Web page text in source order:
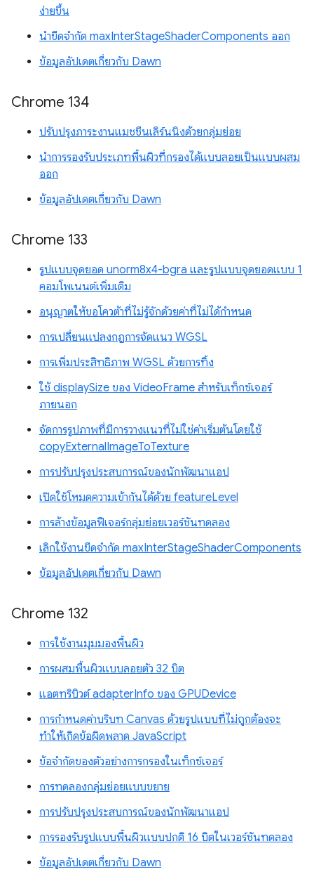
ง่ายขึ้น
นำขีดจำกัด maxInterStageShaderComponents ออก
ข้อมูลอัปเดตเกี่ยวกับ Dawn
Chrome 134
ปรับปรุงภาระงานแมชชีนเลิร์นนิงด้วยกลุ่มย่อย
นำการรองรับประเภทพื้นผิวที่กรองได้แบบลอยเป็นแบบผสม
ออก
ข้อมูลอัปเดตเกี่ยวกับ Dawn
Chrome 133
รูปแบบจุดยอด unorm8x4-bgra และรูปแบบจุดยอดแบบ 1
คอมโพเนนต์เพิ่มเติม
อนุญาตให้ขอโควต้าที่ไม่รู้จักด้วยค่าที่ไม่ได้กำหนด
การเปลี่ยนแปลงกฎการจัดแนว WGSL
การเพิ่มประสิทธิภาพ WGSL ด้วยการทิ้ง
ใช้ displaySize ของ VideoFrame สำหรับเท็กซ์เจอร์
ภายนอก
จัดการรูปภาพที่มีการวางแนวที่ไม่ใช่ค่าเริ่มต้นโดยใช้
copyExternalImageToTexture
การปรับปรุงประสบการณ์ของนักพัฒนาแอป
เปิดใช้โหมดความเข้ากันได้ด้วย featureLevel
การล้างข้อมูลฟีเจอร์กลุ่มย่อยเวอร์ชันทดลอง
เลิกใช้งานขีดจำกัด maxInterStageShaderComponents
ข้อมูลอัปเดตเกี่ยวกับ Dawn
Chrome 132
การใช้งานมุมมองพื้นผิว
การผสมพื้นผิวแบบลอยตัว 32 บิต
แอตทริบิวต์ adapterInfo ของ GPUDevice
การกำหนดค่าบริบท Canvas ด้วยรูปแบบที่ไม่ถูกต้องจะ
ทำให้เกิดข้อผิดพลาด JavaScript
ข้อจำกัดของตัวอย่างการกรองในเท็กซ์เจอร์
การทดลองกลุ่มย่อยแบบขยาย
การปรับปรุงประสบการณ์ของนักพัฒนาแอป
การรองรับรูปแบบพื้นผิวแบบปกติ 16 บิตในเวอร์ชันทดลอง
ข้อมูลอัปเดตเกี่ยวกับ Dawn